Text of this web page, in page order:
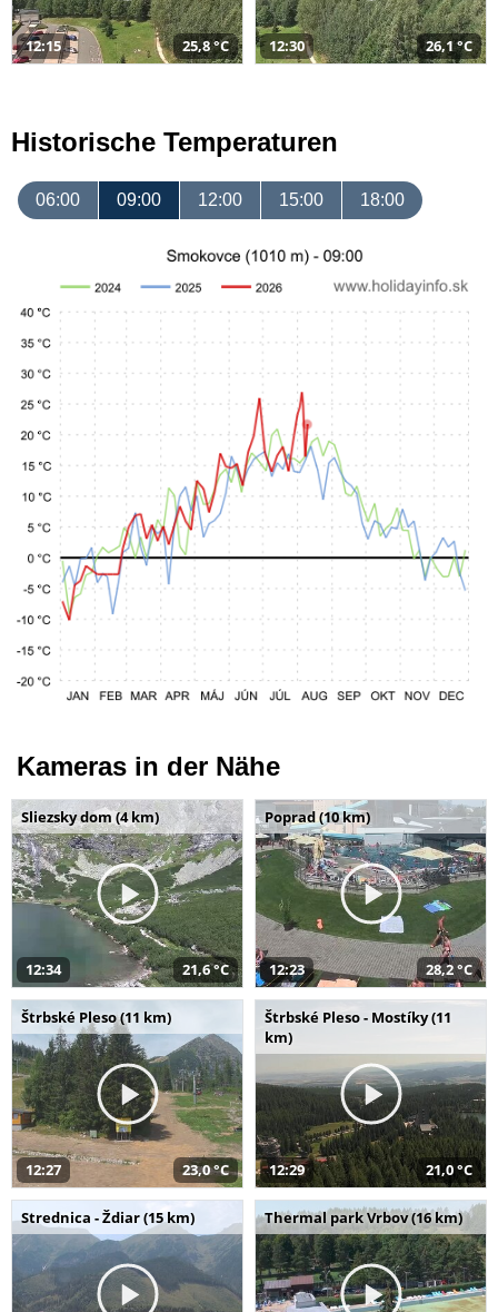
12:15 25,8 °C 12:30 26,1 °C
Historische Temperaturen
06:00 09:00 12:00 15:00 18:00
Kameras in der Nähe
Sliezsky dom (4 km)
12:34 21,6 °C
Poprad (10 km)
12:23 28,2 °C
Štrbské Pleso (11 km)
12:27 23,0 °C
Štrbské Pleso - Mostíky (11
km)
12:29 21,0 °C
Strednica - Ždiar (15 km) Thermal park Vrbov (16 km)